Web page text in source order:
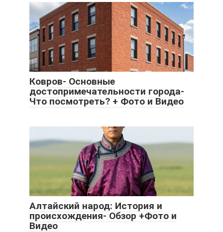
Ковров- Основные
достопримечательности города-
Что посмотреть? + Фото и Видео
Алтайский народ: История и
происхождения- Обзор +Фото и
Видео